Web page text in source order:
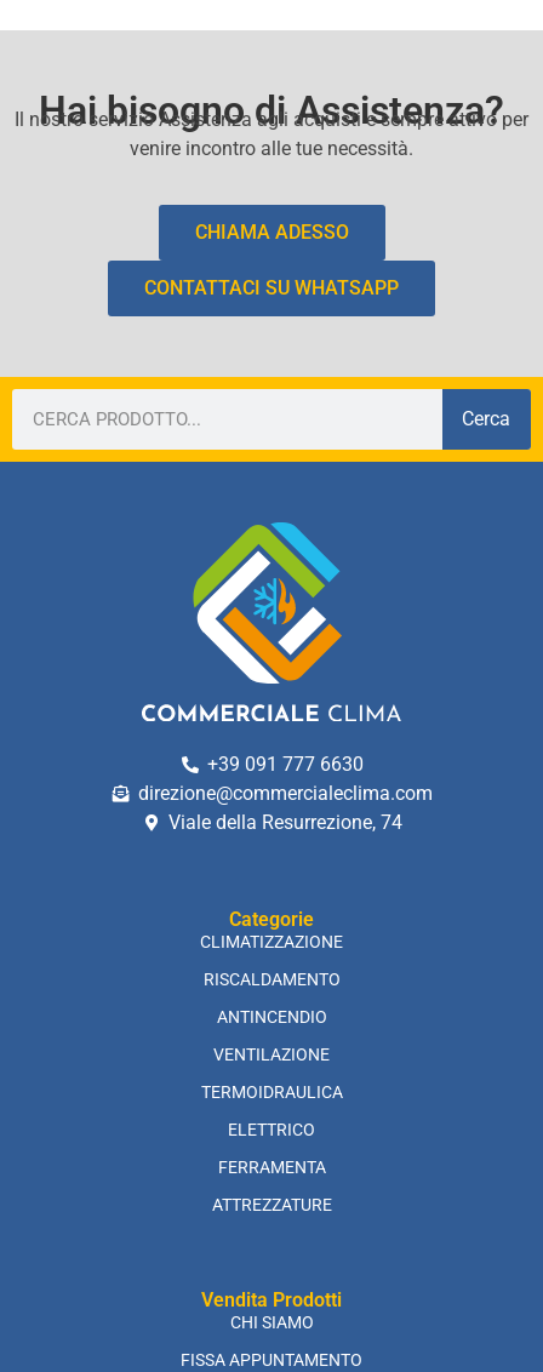
Hai bisogno di Assistenza?
Il nostro servizio Assistenza agli acquisti e sempre attivo per
venire incontro alle tue necessità.
CHIAMA ADESSO
CONTATTACI SU WHATSAPP
Cerca
+39 091 777 6630
direzione@commercialeclima.com
Viale della Resurrezione, 74
Categorie
CLIMATIZZAZIONE
RISCALDAMENTO
ANTINCENDIO
VENTILAZIONE
TERMOIDRAULICA
ELETTRICO
FERRAMENTA
ATTREZZATURE
Vendita Prodotti
CHI SIAMO
FISSA APPUNTAMENTO